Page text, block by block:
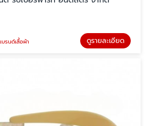
รนด์เสื้อผ้า ดูรายละเอียด